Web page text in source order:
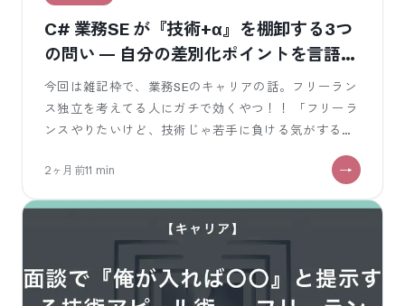
C# 業務SE が『技術+α』を棚卸する3つ
の問い — 自分の差別化ポイントを言語化
する
今回は雑記枠で、業務SEのキャリアの話。フリーラン
ス独立を考えてる人にガチで効くやつ！！ 「フリーラ
ンスやりたいけど、技術じゃ若手に負ける気がする」
2ヶ月前11 min